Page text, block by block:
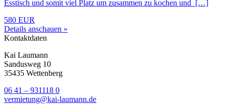
Esstisch und somit viel Platz um zusammen zu kochen und […]
580 EUR
Details anschauen »
Kontaktdaten
Kai Laumann
Sandusweg 10
35435 Wettenberg
06 41 – 931118 0
vermietung@kai-laumann.de